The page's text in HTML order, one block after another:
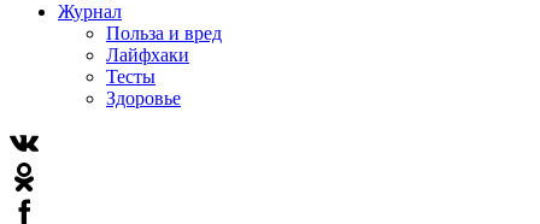
Журнал
Польза и вред
Лайфхаки
Тесты
Здоровье